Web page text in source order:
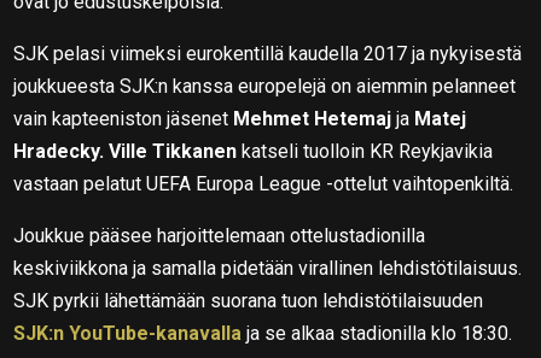
SJK pelasi viimeksi eurokentillä kaudella 2017 ja nykyisestä
joukkueesta SJK:n kanssa europelejä on aiemmin pelanneet
vain kapteeniston jäsenet Mehmet Hetemaj ja Matej
Hradecky. Ville Tikkanen katseli tuolloin KR Reykjavikia
vastaan pelatut UEFA Europa League -ottelut vaihtopenkiltä.
Joukkue pääsee harjoittelemaan ottelustadionilla
keskiviikkona ja samalla pidetään virallinen lehdistötilaisuus.
SJK pyrkii lähettämään suorana tuon lehdistötilaisuuden
SJK:n YouTube-kanavalla ja se alkaa stadionilla klo 18:30.